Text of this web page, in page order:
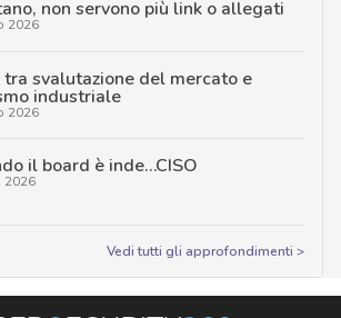
non servono più link o allegati
2026
tra svalutazione del mercato e
industriale
2026
il board è inde…CISO
2026
Vedi tutti gli approfondimenti >